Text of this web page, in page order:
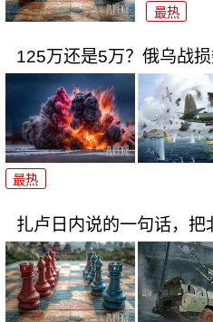
最热
125万还是5万？俄乌战
最热
扎卢日内说的一句话，把